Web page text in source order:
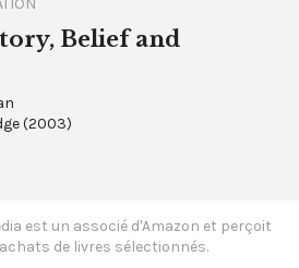
Belief and
(2003)
est un associé d'Amazon et perçoit
de livres sélectionnés.